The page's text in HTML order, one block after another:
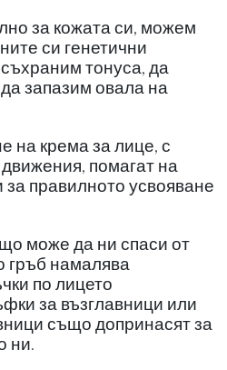
за кожата си, можем
си генетични
тонуса, да
запазим овала на
на крема за лице, с
помагат на
правилното усвояване
може да ни спаси от
гръб намалява
по лицето
за възглавници или
също допринасят за
ни.